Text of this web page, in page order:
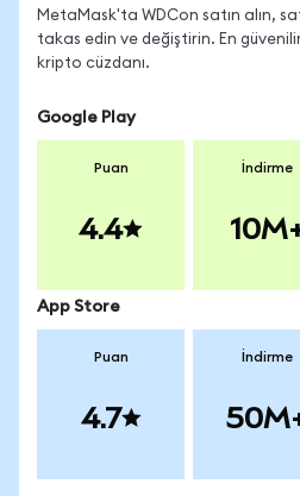
MetaMask'ta WDCon satın alın,
takas edin ve değiştirin. En
kripto cüzdanı.
Google Play
Puan
4.4
İndirme
App Store
Puan
4.7
İndirme